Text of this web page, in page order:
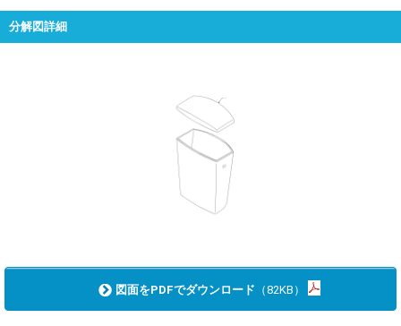
分解図詳細
図面をPDFでダウンロード （82KB）